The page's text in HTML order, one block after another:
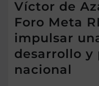
Víctor de
Foro Meta
impulsar
desarrollo y
nacional